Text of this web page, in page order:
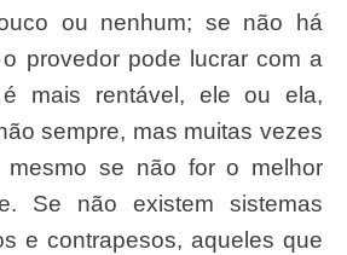
ou nenhum; se não há
provedor pode lucrar com a
mais rentável, ele ou ela,
sempre, mas muitas vezes
mesmo se não for o melhor
Se não existem sistemas
e contrapesos, aqueles que